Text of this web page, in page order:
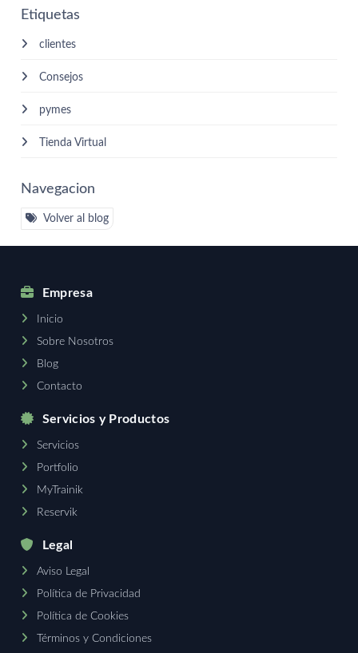
Etiquetas
clientes
Consejos
pymes
Tienda Virtual
Navegacion
Volver al blog
Empresa
Inicio
Sobre Nosotros
Blog
Contacto
Servicios y Productos
Servicios
Portfolio
MyTrainik
Reservik
Legal
Aviso Legal
Política de Privacidad
Política de Cookies
Términos y Condiciones